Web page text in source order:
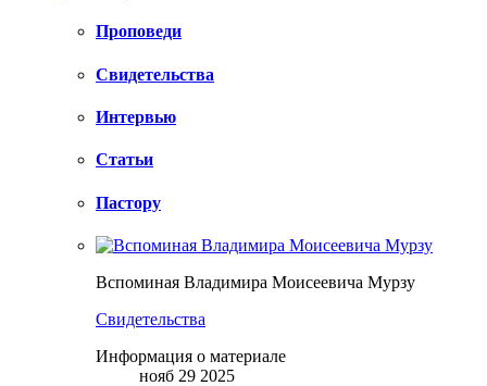
Проповеди
Свидетельства
Интервью
Статьи
Пастору
Вспоминая Владимира Моисеевича Мурзу
Свидетельства
Информация о материале
нояб 29 2025